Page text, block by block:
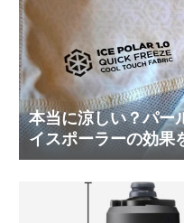
本当に涼しい？パー
イスポーラーの効果
ってみた